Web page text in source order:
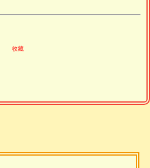
收藏